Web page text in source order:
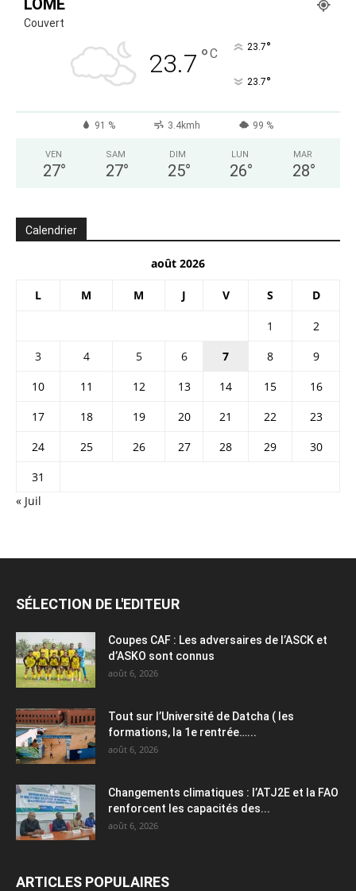
Couvert
23.7 °C 23.7°
23.7°
91 % 3.4kmh 99 %
VEN
27°
SAM
27°
DIM
25°
LUN
26°
MAR
28°
Calendrier
août 2026
L M M J V S D
1
2
3
4 5 6 7 8
9
10
11 12 13 14 15
16
17
18 19 20 21 22
23
24
25 26 27 28 29
30
31
« Juil
SÉLECTION DE L'EDITEUR
Coupes CAF : Les adversaires de l’ASCK et
d’ASKO sont connus
août 6, 2026
Tout sur l’Université de Datcha ( les
formations, la 1e rentrée…...
août 6, 2026
Changements climatiques : l’ATJ2E et la FAO
renforcent les capacités des...
août 6, 2026
ARTICLES POPULAIRES